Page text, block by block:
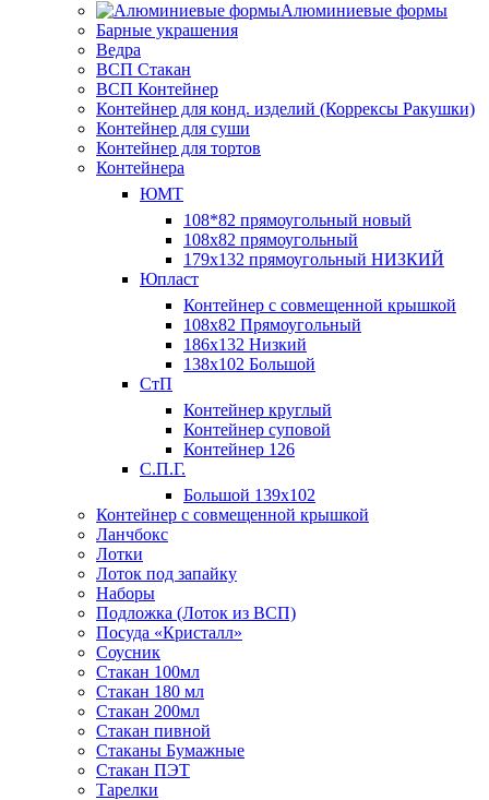
Алюминиевые формы
Барные украшения
Ведра
ВСП Стакан
ВСП Контейнер
Контейнер для конд. изделий (Коррексы Ракушки)
Контейнер для суши
Контейнер для тортов
Контейнера
ЮМТ
108*82 прямоугольный новый
108х82 прямоугольный
179х132 прямоугольный НИЗКИЙ
Юпласт
Контейнер с совмещенной крышкой
108х82 Прямоугольный
186х132 Низкий
138х102 Большой
СтП
Контейнер круглый
Контейнер суповой
Контейнер 126
С.П.Г.
Большой 139х102
Контейнер с совмещенной крышкой
Ланчбокс
Лотки
Лоток под запайку
Наборы
Подложка (Лоток из ВСП)
Посуда «Кристалл»
Соусник
Стакан 100мл
Стакан 180 мл
Стакан 200мл
Стакан пивной
Стаканы Бумажные
Стакан ПЭТ
Тарелки